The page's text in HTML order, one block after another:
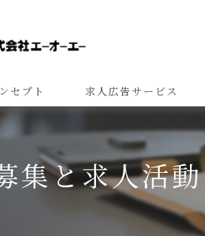
セプト 求人広告サービス
集と求人活